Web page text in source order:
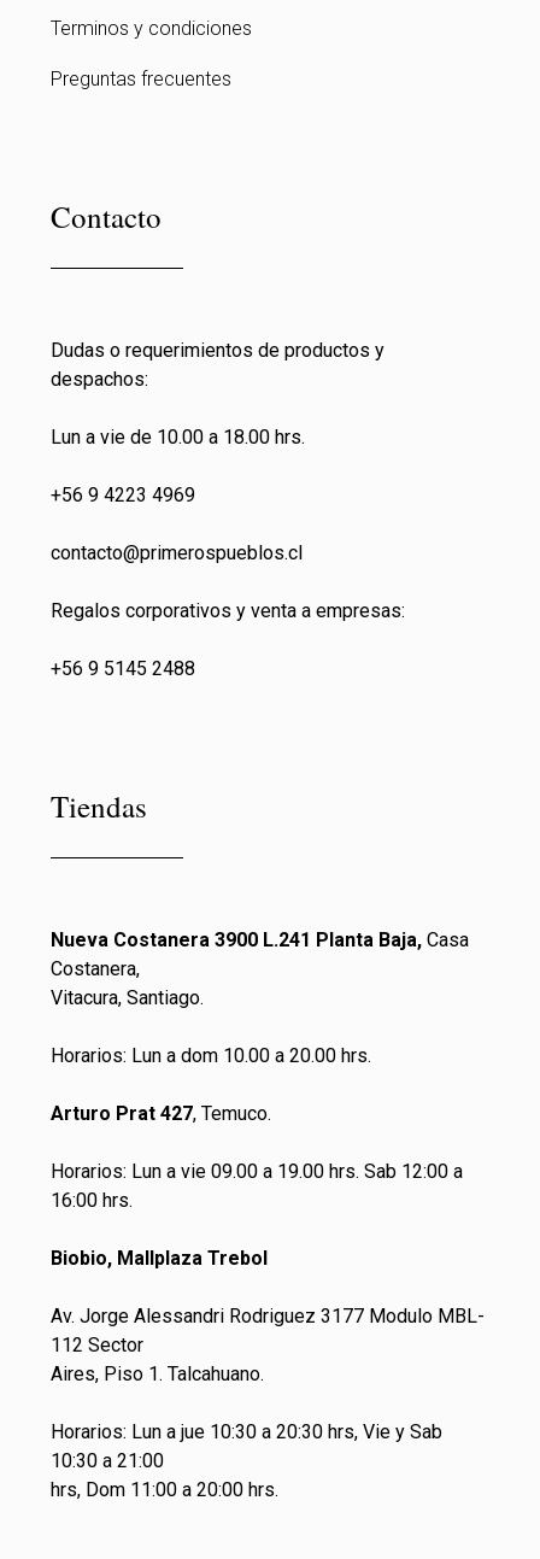
Terminos y condiciones
Preguntas frecuentes
Contacto
Dudas o requerimientos de productos y
despachos:
Lun a vie de 10.00 a 18.00 hrs.
+56 9 4223 4969
contacto@primerospueblos.cl
Regalos corporativos y venta a empresas:
+56 9 5145 2488
Tiendas
Nueva Costanera 3900 L.241 Planta Baja, Casa
Costanera,
Vitacura, Santiago.
Horarios: Lun a dom 10.00 a 20.00 hrs.
Arturo Prat 427, Temuco.
Horarios: Lun a vie 09.00 a 19.00 hrs. Sab 12:00 a
16:00 hrs.
Biobio, Mallplaza Trebol
Av. Jorge Alessandri Rodriguez 3177 Modulo MBL-
112 Sector
Aires, Piso 1. Talcahuano.
Horarios: Lun a jue 10:30 a 20:30 hrs, Vie y Sab
10:30 a 21:00
hrs, Dom 11:00 a 20:00 hrs.